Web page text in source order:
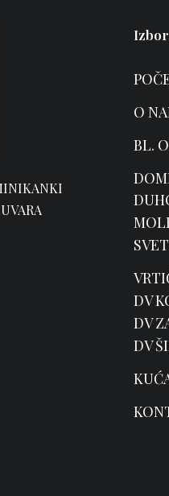
O
BL.
DV
DV
DV